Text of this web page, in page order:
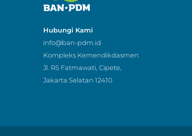
Hubungi Kami
info@ban-pdm.id
Kompleks Kemendikdasmen
Jl. RS Fatmawati, Cipete,
Jakarta Selatan 12410